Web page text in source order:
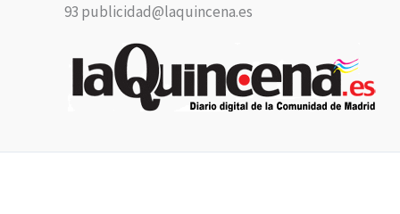
93 publicidad@laquincena.es